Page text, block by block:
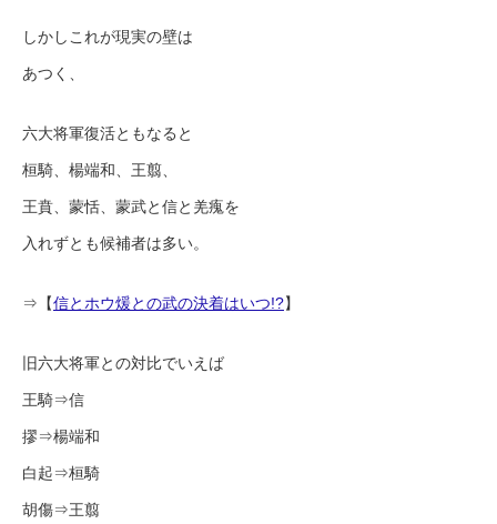
しかしこれが現実の壁は
あつく、
六大将軍復活ともなると
桓騎、楊端和、王翦、
王賁、蒙恬、蒙武と信と羌瘣を
入れずとも候補者は多い。
⇒【信とホウ煖との武の決着はいつ!?】
旧六大将軍との対比でいえば
王騎⇒信
摎⇒楊端和
白起⇒桓騎
胡傷⇒王翦